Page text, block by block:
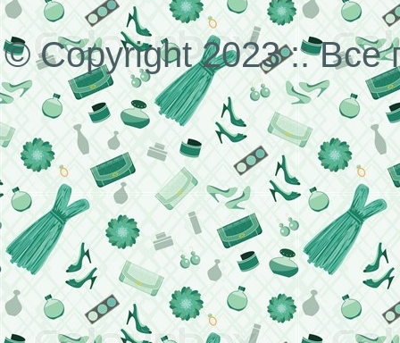
© Copyright 2023 ::